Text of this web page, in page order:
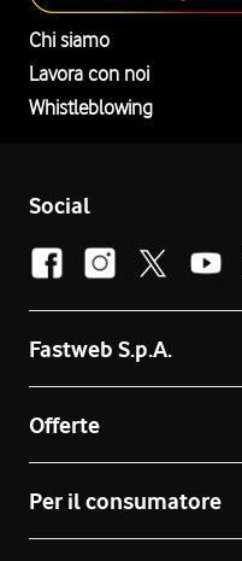
Chi siamo
Lavora con noi
Whistleblowing
Social
Fastweb S.p.A.
Offerte
Per il consumatore